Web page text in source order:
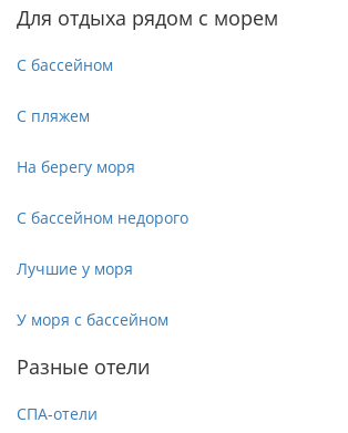
Для отдыха рядом с морем
С бассейном
С пляжем
На берегу моря
С бассейном недорого
Лучшие у моря
У моря с бассейном
Разные отели
СПА-отели